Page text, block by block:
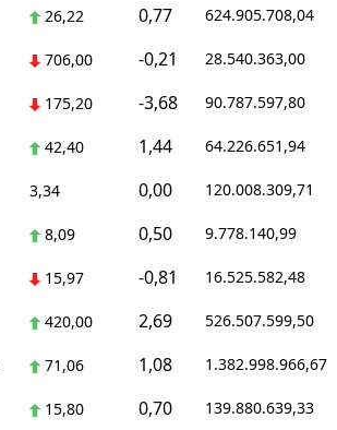
Ordu
Rize
Sakarya
26,22 0,77 624.905.708,04
706,00 -0,21 28.540.363,00
175,20 -3,68 90.787.597,80
42,40 1,44 64.226.651,94
3,34 0,00 120.008.309,71
8,09 0,50 9.778.140,99
15,97 -0,81 16.525.582,48
420,00 2,69 526.507.599,50
71,06 1,08 1.382.998.966,67
15,80 0,70 139.880.639,33